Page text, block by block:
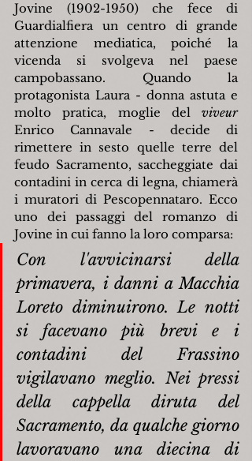
Jovine (1902-1950) che fece di
Guardialfiera un centro di grande
attenzione mediatica, poiché la
vicenda si svolgeva nel paese
campobassano. Quando la
protagonista Laura - donna astuta e
molto pratica, moglie del viveur
Enrico Cannavale - decide di
rimettere in sesto quelle terre del
feudo Sacramento, saccheggiate dai
contadini in cerca di legna, chiamerà
i muratori di Pescopennataro. Ecco
uno dei passaggi del romanzo di
Jovine in cui fanno la loro comparsa:
Con l'avvicinarsi della
primavera, i danni a Macchia
Loreto diminuirono. Le notti
si facevano più brevi e i
contadini del Frassino
vigilavano meglio. Nei pressi
della cappella diruta del
Sacramento, da qualche giorno
lavoravano una diecina di